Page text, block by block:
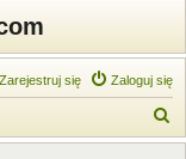
Zaloguj się
Zarejestruj się
z